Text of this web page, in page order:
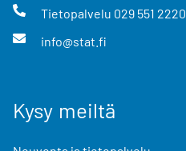
Tietopalvelu 029 551 2220
info@stat.fi
Kysy meiltä